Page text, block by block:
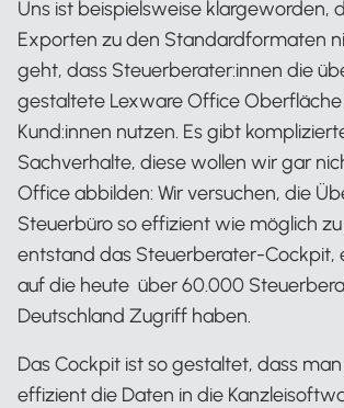
Uns ist beispielsweise klargeworden,
Exporten zu den Standardformaten
geht, dass Steuerberater:innen die
gestaltete Lexware Office
Kund:innen nutzen. Es gibt
Sachverhalte, diese wollen wir gar
Office abbilden: Wir versuchen, die
Steuerbüro so effizient wie möglich
entstand das Steuerberater-Cockpit,
auf die heute über 60.000
Deutschland Zugriff haben.
Das Cockpit ist so gestaltet, dass
effizient die Daten in die